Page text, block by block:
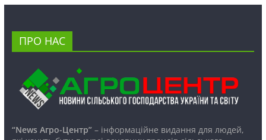
ПРО НАС
“News Агро-Центр”– інформаційне видання для людей,